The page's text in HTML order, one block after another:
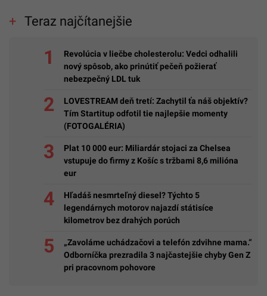
Teraz najčítanejšie
Revolúcia v liečbe cholesterolu: Vedci odhalili
nový spôsob, ako prinútiť pečeň požierať
nebezpečný LDL tuk
LOVESTREAM deň tretí: Zachytil ťa náš objektív?
Tím Startitup odfotil tie najlepšie momenty
(FOTOGALÉRIA)
Plat 10 000 eur: Miliardár stojaci za Chelsea
vstupuje do firmy z Košíc s tržbami 8,6 milióna
eur
Hľadáš nesmrteľný diesel? Týchto 5
legendárnych motorov najazdí státisíce
kilometrov bez drahých porúch
„Zavoláme uchádzačovi a telefón zdvihne mama.“
Odborníčka prezradila 3 najčastejšie chyby Gen Z
pri pracovnom pohovore